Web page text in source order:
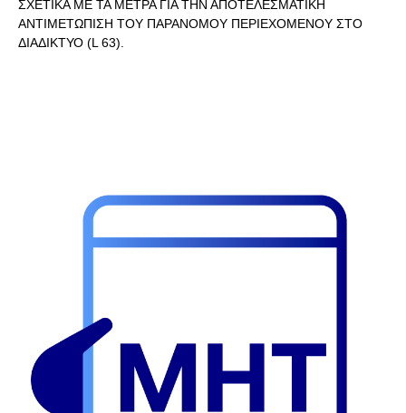
ΣΧΕΤΙΚΑ ΜΕ ΤΑ ΜΕΤΡΑ ΓΙΑ ΤΗΝ ΑΠΟΤΕΛΕΣΜΑΤΙΚΗ
ΑΝΤΙΜΕΤΩΠΙΣΗ ΤΟΥ ΠΑΡΑΝΟΜΟΥ ΠΕΡΙΕΧΟΜΕΝΟΥ ΣΤΟ
ΔΙΑΔΙΚΤΥΟ (L 63).